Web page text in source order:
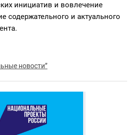
инициатив и вовлечение
содержательного и актуального
новости”